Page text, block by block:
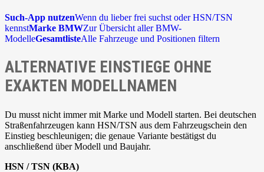
Such-App nutzenWenn du lieber frei suchst oder HSN/TSN
kennstMarke BMWZur Übersicht aller BMW-
ModelleGesamtlisteAlle Fahrzeuge und Positionen filtern
ALTERNATIVE EINSTIEGE OHNE
EXAKTEN MODELLNAMEN
Du musst nicht immer mit Marke und Modell starten. Bei deutschen
Straßenfahrzeugen kann HSN/TSN aus dem Fahrzeugschein den
Einstieg beschleunigen; die genaue Variante bestätigst du
anschließend über Modell und Baujahr.
HSN / TSN (KBA)